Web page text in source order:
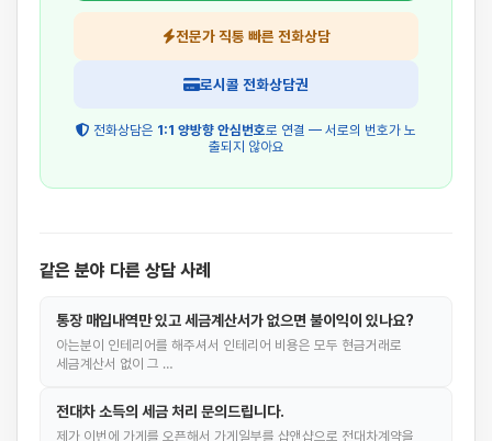
전문가 직통 빠른 전화상담
로시콜 전화상담권
전화상담은 1:1 양방향 안심번호로 연결 — 서로의 번호가 노
출되지 않아요
같은 분야 다른 상담 사례
통장 매입내역만 있고 세금계산서가 없으면 불이익이 있나요?
아는분이 인테리어를 해주셔서 인테리어 비용은 모두 현금거래로
세금계산서 없이 그 …
전대차 소득의 세금 처리 문의드립니다.
제가 이번에 가게를 오픈해서 가게일부를 샵앤샵으로 전대차계약을